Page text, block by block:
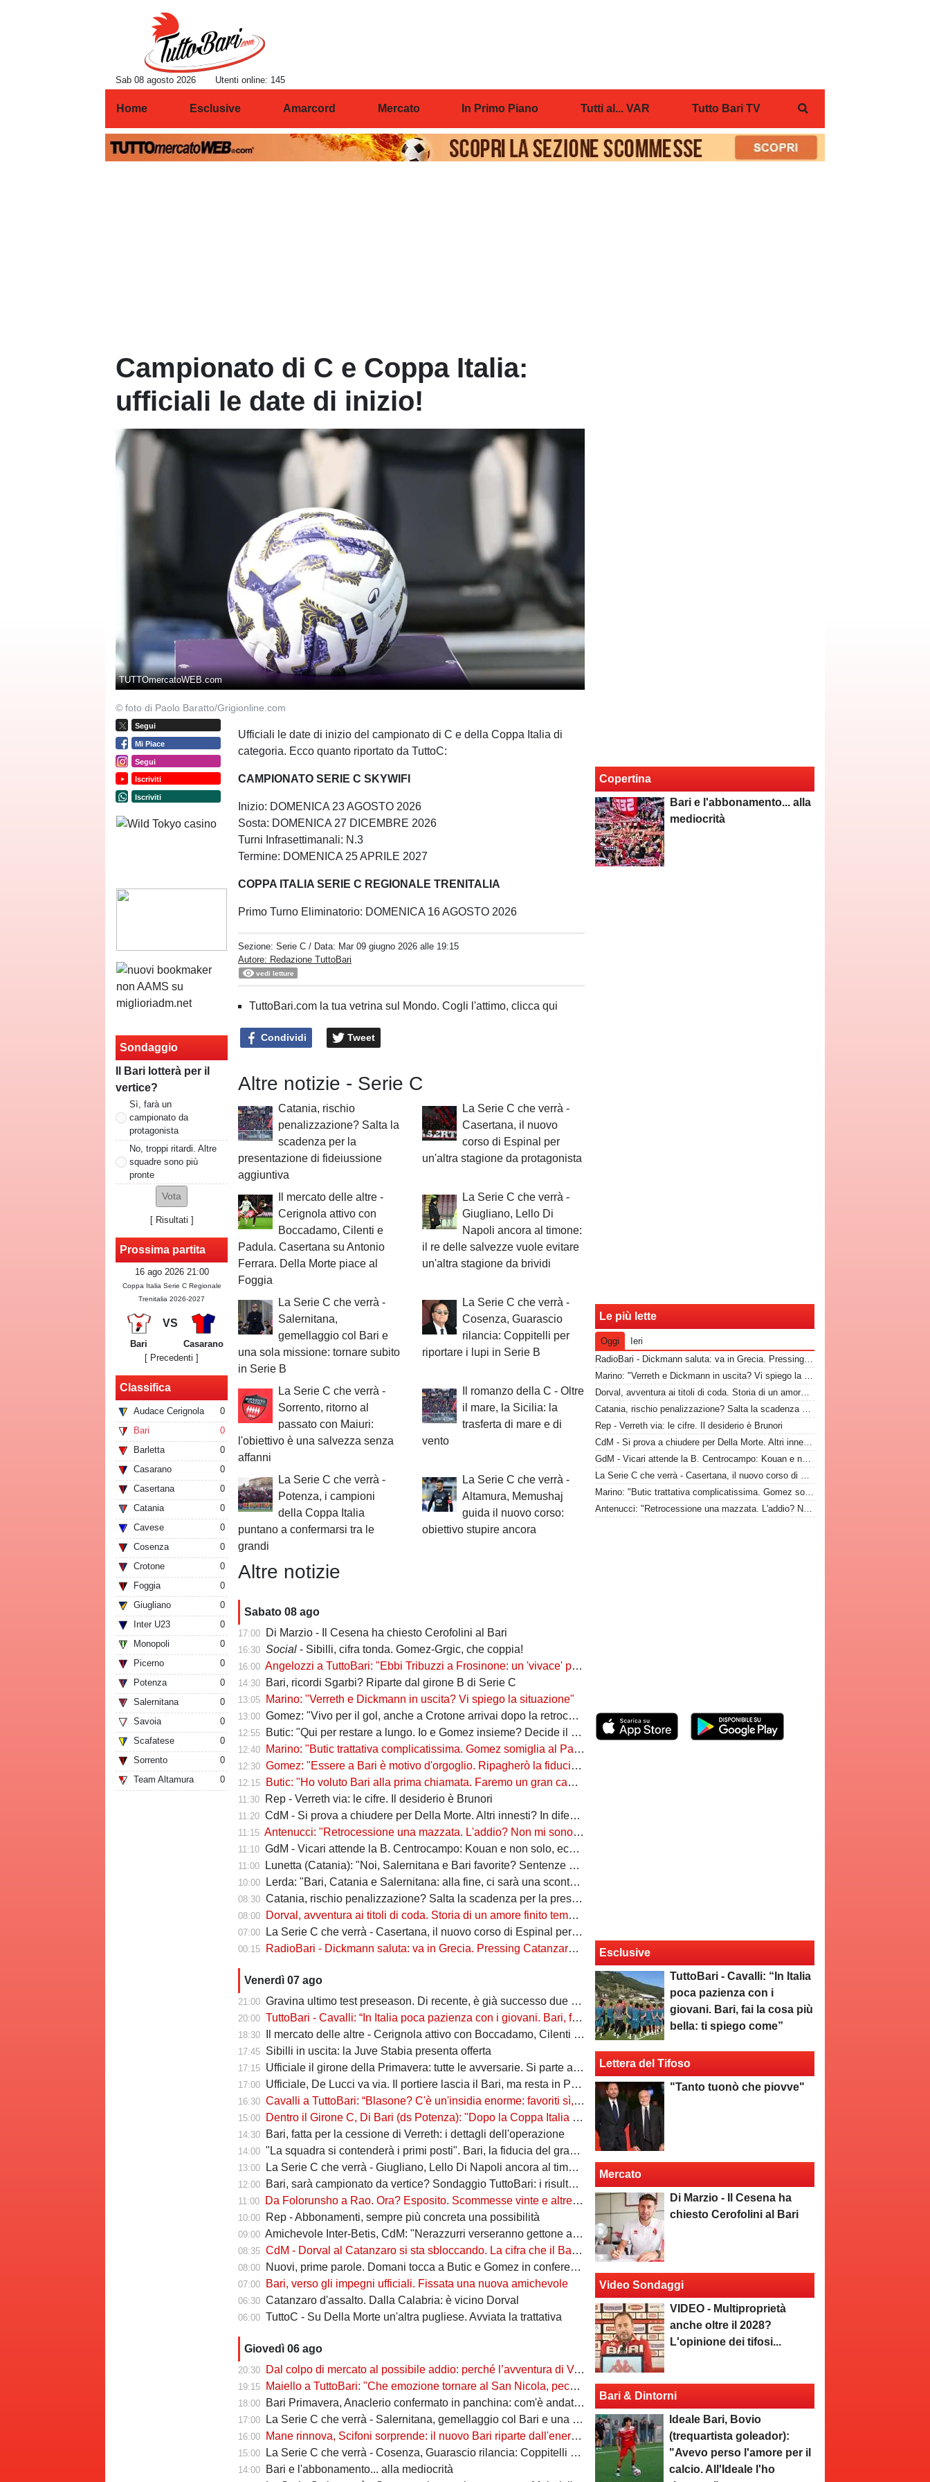
Sab 08 agosto 2026 Utenti online: 145
Home Esclusive Amarcord Mercato In Primo Piano Tutti al... VAR Tutto Bari TV
Campionato di C e Coppa Italia:
ufficiali le date di inizio!
TUTTOmercatoWEB.com
© foto di Paolo Baratto/Grigionline.com
Segui
Mi Piace
Segui
Iscriviti
Iscriviti
Sondaggio
Il Bari lotterà per il
vertice?
Sì, farà un
campionato da
protagonista
No, troppi ritardi. Altre
squadre sono più
pronte
[ Risultati ]
Prossima partita
16 ago 2026 21:00
Coppa Italia Serie C Regionale
Trenitalia 2026-2027
VS
Bari
Casarano
[ Precedenti ]
Classifica
Audace Cerignola
0
Bari
0
Barletta
0
Casarano
0
Casertana
0
Catania
0
Cavese
0
Cosenza
0
Crotone
0
Foggia
0
Giugliano
0
Inter U23
0
Monopoli
0
Picerno
0
Potenza
0
Salernitana
0
Savoia
0
Scafatese
0
Sorrento
0
Team Altamura
0
Ufficiali le date di inizio del campionato di C e della Coppa Italia di
categoria. Ecco quanto riportato da TuttoC:
CAMPIONATO SERIE C SKYWIFI
Inizio: DOMENICA 23 AGOSTO 2026
Sosta: DOMENICA 27 DICEMBRE 2026
Turni Infrasettimanali: N.3
Termine: DOMENICA 25 APRILE 2027
COPPA ITALIA SERIE C REGIONALE TRENITALIA
Primo Turno Eliminatorio: DOMENICA 16 AGOSTO 2026
Sezione:Serie C / Data: Mar 09 giugno 2026 alle 19:15
Autore: Redazione TuttoBari
vedi letture
TuttoBari.com la tua vetrina sul Mondo. Cogli l'attimo, clicca qui
Condividi Tweet
Altre notizie - Serie C
Catania, rischio
penalizzazione? Salta la
scadenza per la
presentazione di fideiussione
aggiuntiva
La Serie C che verrà -
Casertana, il nuovo
corso di Espinal per
un'altra stagione da protagonista
Il mercato delle altre -
Cerignola attivo con
Boccadamo, Cilenti e
Padula. Casertana su Antonio
Ferrara. Della Morte piace al
Foggia
La Serie C che verrà -
Giugliano, Lello Di
Napoli ancora al timone:
il re delle salvezze vuole evitare
un'altra stagione da brividi
La Serie C che verrà -
Salernitana,
gemellaggio col Bari e
una sola missione: tornare subito
in Serie B
La Serie C che verrà -
Cosenza, Guarascio
rilancia: Coppitelli per
riportare i lupi in Serie B
La Serie C che verrà -
Sorrento, ritorno al
passato con Maiuri:
l'obiettivo è una salvezza senza
affanni
Il romanzo della C - Oltre
il mare, la Sicilia: la
trasferta di mare e di
vento
La Serie C che verrà -
Potenza, i campioni
della Coppa Italia
puntano a confermarsi tra le
grandi
La Serie C che verrà -
Altamura, Memushaj
guida il nuovo corso:
obiettivo stupire ancora
Altre notizie
Sabato 08 ago
17:00 Di Marzio - Il Cesena ha chiesto Cerofolini al Bari
16:30 Social - Sibilli, cifra tonda. Gomez-Grgic, che coppia!
16:00 Angelozzi a TuttoBari: "Ebbi Tribuzzi a Frosinone: un 'vivace' professionista, in C è un nome importante"
14:30 Bari, ricordi Sgarbi? Riparte dal girone B di Serie C
13:05 Marino: "Verreth e Dickmann in uscita? Vi spiego la situazione"
13:00 Gomez: "Vivo per il gol, anche a Crotone arrivai dopo la retrocessione. Tribuzzi? Felice di rivederlo"
12:55 Butic: "Qui per restare a lungo. Io e Gomez insieme? Decide il mister. Il soprannome 're'? Vi spiego"
12:40 Marino: "Butic trattativa complicatissima. Gomez somiglia al Papu"
12:30 Gomez: "Essere a Bari è motivo d'orgoglio. Ripagherò la fiducia che mi è stata data"
12:15 Butic: "Ho voluto Bari alla prima chiamata. Faremo un gran campionato, daremo tutto"
11:30 Rep - Verreth via: le cifre. Il desiderio è Brunori
11:20 CdM - Si prova a chiudere per Della Morte. Altri innesti? In difesa e a centrocampo
11:15 Antenucci: "Retrocessione una mazzata. L'addio? Non mi sono sentito voluto. Io, Di Cesare e Bianco, la nuova idea"
11:10 GdM - Vicari attende la B. Centrocampo: Kouan e non solo, ecco i monitorati. Della Morte...
11:00 Lunetta (Catania): "Noi, Salernitana e Bari favorite? Sentenze di agosto"
10:00 Lerda: "Bari, Catania e Salernitana: alla fine, ci sarà una scontenta"
08:30 Catania, rischio penalizzazione? Salta la scadenza per la presentazione di fideiussione aggiuntiva
08:00 Dorval, avventura ai titoli di coda. Storia di un amore finito tempo fa
07:00 La Serie C che verrà - Casertana, il nuovo corso di Espinal per un'altra stagione da protagonista
00:15 RadioBari - Dickmann saluta: va in Grecia. Pressing Catanzaro per Dorval, Vicari piace ad una pugliese
Venerdì 07 ago
21:00 Gravina ultimo test preseason. Di recente, è già successo due volte
20:00 TuttoBari - Cavalli: “In Italia poca pazienza con i giovani. Bari, fai la cosa più bella: ti spiego come”
18:30 Il mercato delle altre - Cerignola attivo con Boccadamo, Cilenti e Padula. Casertana su Antonio Ferrara. Della Morte piace al Foggia
17:45 Sibilli in uscita: la Juve Stabia presenta offerta
17:15 Ufficiale il girone della Primavera: tutte le avversarie. Si parte a settembre
17:00 Ufficiale, De Lucci va via. Il portiere lascia il Bari, ma resta in Puglia
16:30 Cavalli a TuttoBari: “Blasone? C'è un'insidia enorme: favoriti sì, ma non basta”
15:00 Dentro il Girone C, Di Bari (ds Potenza): "Dopo la Coppa Italia vinta, vogliamo infastidire ancora. Vi nomino qualche nostro giovane"
14:30 Bari, fatta per la cessione di Verreth: i dettagli dell'operazione
14:00 "La squadra si contenderà i primi posti". Bari, la fiducia del grande ex
13:00 La Serie C che verrà - Giugliano, Lello Di Napoli ancora al timone: il re delle salvezze vuole evitare un'altra stagione da brividi
12:00 Bari, sarà campionato da vertice? Sondaggio TuttoBari: i risultati provvisori
11:00 Da Folorunsho a Rao. Ora? Esposito. Scommesse vinte e altre perse sull'asse Napoli-Bari
10:00 Rep - Abbonamenti, sempre più concreta una possibilità
09:00 Amichevole Inter-Betis, CdM: "Nerazzurri verseranno gettone al Bari. E verrà girato al Comune"
08:35 CdM - Dorval al Catanzaro si sta sbloccando. La cifra che il Bari incasserebbe
08:00 Nuovi, prime parole. Domani tocca a Butic e Gomez in conferenza
07:00 Bari, verso gli impegni ufficiali. Fissata una nuova amichevole
06:30 Catanzaro d'assalto. Dalla Calabria: è vicino Dorval
06:00 TuttoC - Su Della Morte un'altra pugliese. Avviata la trattativa
Giovedì 06 ago
20:30 Dal colpo di mercato al possibile addio: perché l’avventura di Verreth al Bari non è mai davvero sbocciata
19:15 Maiello a TuttoBari: "Che emozione tornare al San Nicola, peccato per il poco pubblico. Bari ben costruito"
18:00 Bari Primavera, Anaclerio confermato in panchina: com'è andata la scorsa stagione?
17:00 La Serie C che verrà - Salernitana, gemellaggio col Bari e una sola missione: tornare subito in Serie B
16:00 Mane rinnova, Scifoni sorprende: il nuovo Bari riparte dall'energia verde
15:00 La Serie C che verrà - Cosenza, Guarascio rilancia: Coppitelli per riportare i lupi in Serie B
14:00 Bari e l'abbonamento... alla mediocrità
Copertina
Bari e l'abbonamento... alla
mediocrità
Le più lette
Oggi
Ieri
RadioBari - Dickmann saluta: va in Grecia. Pressing Catanzaro per Dorval, Vicari piace ad una pugliese
Marino: "Verreth e Dickmann in uscita? Vi spiego la situazione"
Dorval, avventura ai titoli di coda. Storia di un amore finito tempo fa
Catania, rischio penalizzazione? Salta la scadenza per la presentazione di fideiussione aggiuntiva
Rep - Verreth via: le cifre. Il desiderio è Brunori
CdM - Si prova a chiudere per Della Morte. Altri innesti? In difesa e a centrocampo
GdM - Vicari attende la B. Centrocampo: Kouan e non solo, ecco i monitorati. Della Morte...
La Serie C che verrà - Casertana, il nuovo corso di Espinal per un'altra stagione da protagonista
Marino: "Butic trattativa complicatissima. Gomez somiglia al Papu"
Antenucci: "Retrocessione una mazzata. L'addio? Non mi sono sentito voluto. Io, Di Cesare e Bianco, la nuova idea"
Esclusive
TuttoBari - Cavalli: “In Italia
poca pazienza con i
giovani. Bari, fai la cosa più
bella: ti spiego come”
Lettera del Tifoso
"Tanto tuonò che piovve"
Mercato
Di Marzio - Il Cesena ha
chiesto Cerofolini al Bari
Video Sondaggi
VIDEO - Multiproprietà
anche oltre il 2028?
L'opinione dei tifosi...
Bari & Dintorni
Ideale Bari, Bovio
(trequartista goleador):
"Avevo perso l'amore per il
calcio. All'Ideale l'ho